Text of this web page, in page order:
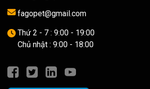
fagopet@gmail.com
Thứ 2 - 7 : 9:00 - 19:00
Chủ nhật : 9:00 - 18:00